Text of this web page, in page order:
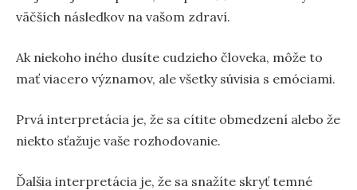
väčších následkov na vašom zdraví.
Ak niekoho iného dusíte cudzieho človeka, môže to
mať viacero významov, ale všetky súvisia s emóciami.
Prvá interpretácia je, že sa cítite obmedzení alebo že
niekto sťažuje vaše rozhodovanie.
Ďalšia interpretácia je, že sa snažíte skryť temné